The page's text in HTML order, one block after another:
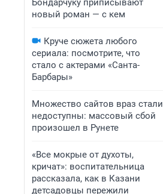
Бондарчуку приписывают
новый роман — с кем
Круче сюжета любого
сериала: посмотрите, что
стало с актерами «Санта-
Барбары»
Множество сайтов враз стали
недоступны: массовый сбой
произошел в Рунете
«Все мокрые от духоты,
кричат»: воспитательница
рассказала, как в Казани
детсадовцы пережили